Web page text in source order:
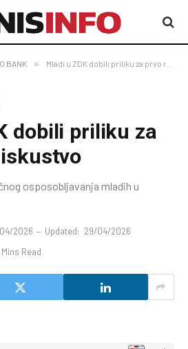
BANK » Mladi u ZDK dobili priliku za prvo radno iskustvo
dobili priliku za
osposobljavanja mladih u
2026 Updated: 29/04/2026
Mins Read